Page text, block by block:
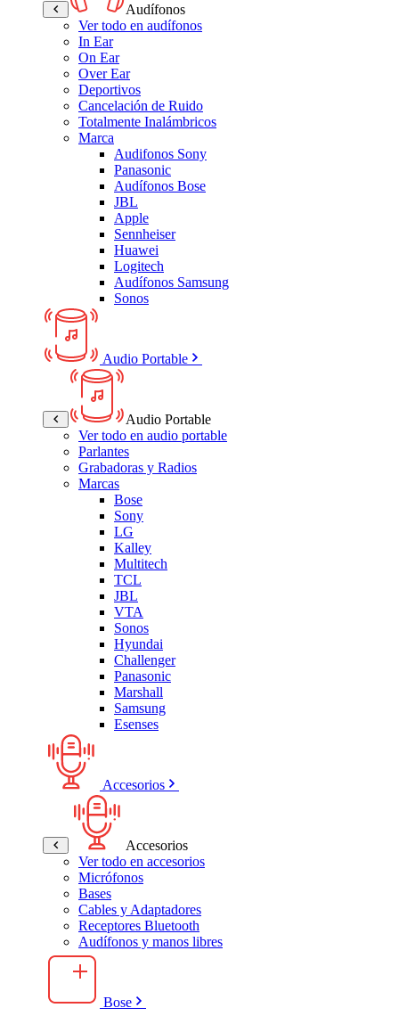
Audífonos
Ver todo en audífonos
In Ear
On Ear
Over Ear
Deportivos
Cancelación de Ruido
Totalmente Inalámbricos
Marca
Audifonos Sony
Panasonic
Audífonos Bose
JBL
Apple
Sennheiser
Huawei
Logitech
Audífonos Samsung
Sonos
Audio Portable
Audio Portable
Ver todo en audio portable
Parlantes
Grabadoras y Radios
Marcas
Bose
Sony
LG
Kalley
Multitech
TCL
JBL
VTA
Sonos
Hyundai
Challenger
Panasonic
Marshall
Samsung
Esenses
Accesorios
Accesorios
Ver todo en accesorios
Micrófonos
Bases
Cables y Adaptadores
Receptores Bluetooth
Audífonos y manos libres
Bose